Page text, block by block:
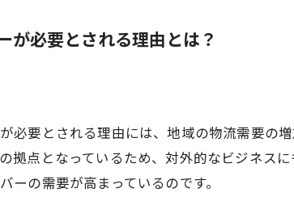
が必要とされる理由とは？
必要とされる理由には、地域の物流需要の
拠点となっているため、対外的なビジネス
の需要が高まっているのです。